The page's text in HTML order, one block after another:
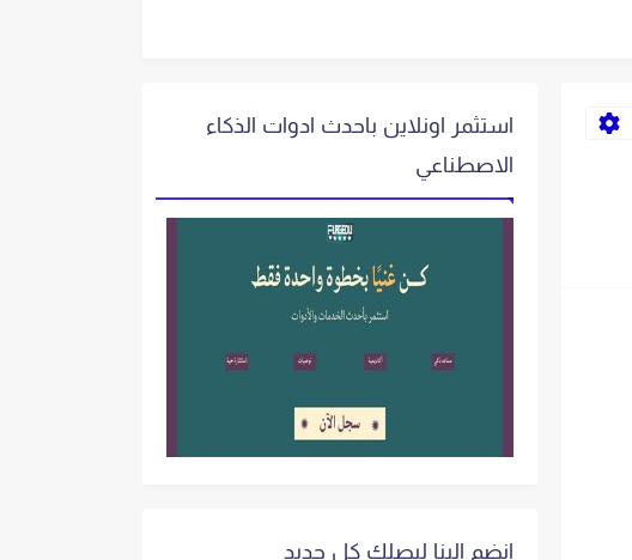
استثمر اونلاين باحدث ادوات الذكاء
الاصطناعي
انضم الينا ليصلك كل جديد